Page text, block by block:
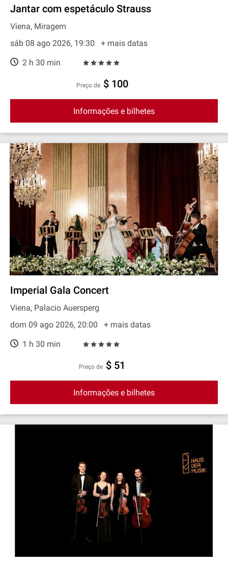
Jantar com espetáculo Strauss
Viena, Miragem
sáb 08 ago 2026, 19:30
+ mais datas
2 h 30 min
preço de $ 100
Informações e bilhetes
Imperial Gala Concert
Viena, Palacio Auersperg
dom 09 ago 2026, 20:00
+ mais datas
1 h 30 min
preço de $ 51
Informações e bilhetes